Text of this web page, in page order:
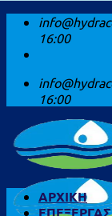
Μετάβαση
περιεχόμενο
16:00
16:00
ΑΡΧΙΚΗ